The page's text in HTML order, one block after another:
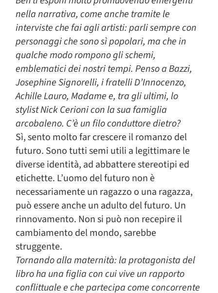
nella narrativa, come anche tramite le
interviste che fai agli artisti: parli sempre con
personaggi che sono sì popolari, ma che in
qualche modo rompono gli schemi,
emblematici dei nostri tempi. Penso a Bazzi,
Josephine Signorelli, i fratelli D’Innocenzo,
Achille Lauro, Madame e, tra gli ultimi, lo
stylist Nick Cerioni con la sua famiglia
arcobaleno. C’è un filo conduttore dietro?
Sì, sento molto far crescere il romanzo del
futuro. Sono tutti semi utili a legittimare le
diverse identità, ad abbattere stereotipi ed
etichette. L’uomo del futuro non è
necessariamente un ragazzo o una ragazza,
può essere anche un adulto del futuro. Un
rinnovamento. Non si può non recepire il
cambiamento del mondo, sarebbe
struggente.
Tornando alla maternità: la protagonista del
libro ha una figlia con cui vive un rapporto
conflittuale e che partecipa come concorrente